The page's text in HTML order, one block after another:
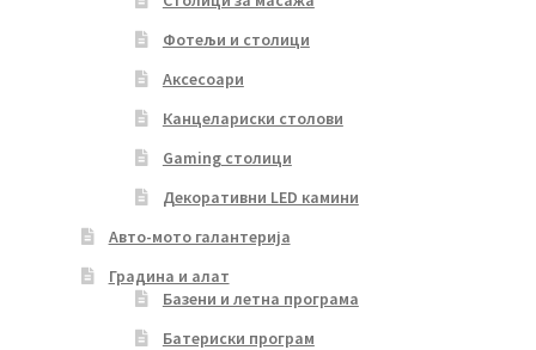
Фотељи и столици
Аксесоари
Канцелариски столови
Gaming столици
Декоративни LED камини
Авто-мото галантерија
Градина и алат
Базени и летна програма
Батериски програм